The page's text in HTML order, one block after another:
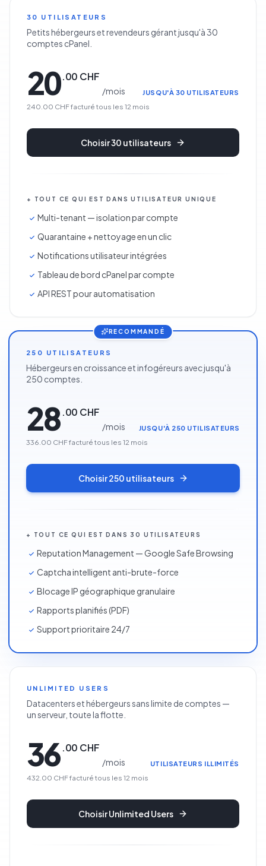
30 UTILISATEURS
Petits hébergeurs et revendeurs gérant jusqu'à 30
comptes cPanel.
20.00 CHF
/mois JUSQU'À 30 UTILISATEURS
240.00 CHFfacturé tous les 12 mois
Choisir30 utilisateurs
+ TOUT CE QUI EST DANS UTILISATEUR UNIQUE
Multi-tenant — isolation par compte
Quarantaine + nettoyage en un clic
Notifications utilisateur intégrées
Tableau de bord cPanel par compte
API REST pour automatisation
RECOMMANDÉ
250 UTILISATEURS
Hébergeurs en croissance et infogéreurs avec jusqu'à
250 comptes.
28.00 CHF
/mois JUSQU'À 250 UTILISATEURS
336.00 CHFfacturé tous les 12 mois
Choisir250 utilisateurs
+ TOUT CE QUI EST DANS 30 UTILISATEURS
Reputation Management — Google Safe Browsing
Captcha intelligent anti-brute-force
Blocage IP géographique granulaire
Rapports planifiés (PDF)
Support prioritaire 24/7
UNLIMITED USERS
Datacenters et hébergeurs sans limite de comptes —
un serveur, toute la flotte.
36.00 CHF
/mois UTILISATEURS ILLIMITÉS
432.00 CHFfacturé tous les 12 mois
ChoisirUnlimited Users